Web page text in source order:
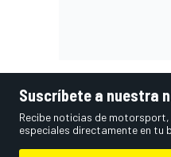
Suscríbete a nuestra
Recibe noticias de
especiales directamente en tu